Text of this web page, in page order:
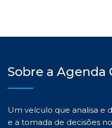
Sobre a Agenda
Um veículo que analisa e
e a tomada de decisões